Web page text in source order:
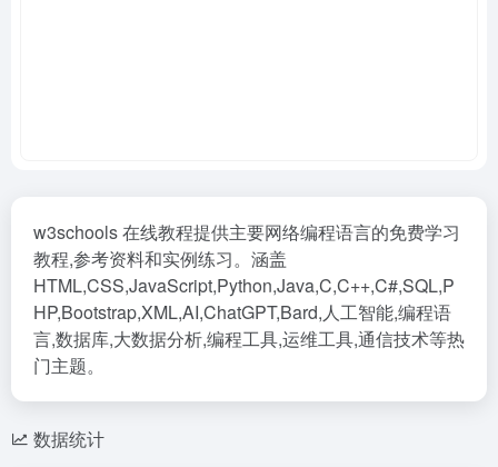
w3schools 在线教程提供主要网络编程语言的免费学习
教程,参考资料和实例练习。涵盖
HTML,CSS,JavaScript,Python,Java,C,C++,C#,SQL,P
HP,Bootstrap,XML,AI,ChatGPT,Bard,人工智能,编程语
言,数据库,大数据分析,编程工具,运维工具,通信技术等热
门主题。
数据统计